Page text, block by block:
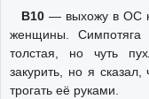
В10— выхожу в ОС
женщины.
толстая, но чуть
закурить, но я
трогать её руками.